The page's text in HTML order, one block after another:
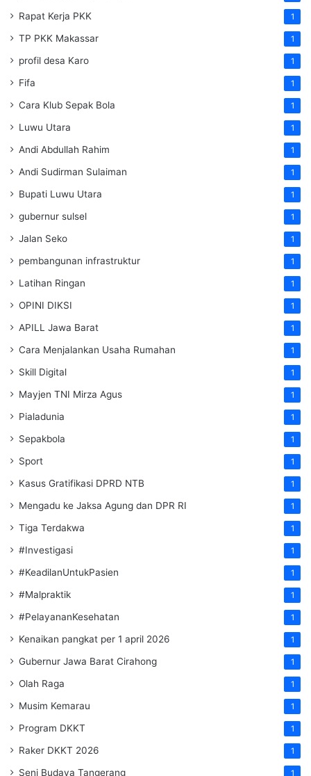
Rapat Kerja PKK 1
TP PKK Makassar 1
profil desa Karo 1
Fifa 1
Cara Klub Sepak Bola 1
Luwu Utara 1
Andi Abdullah Rahim 1
Andi Sudirman Sulaiman 1
Bupati Luwu Utara 1
gubernur sulsel 1
Jalan Seko 1
pembangunan infrastruktur 1
Latihan Ringan 1
OPINI DIKSI 1
APILL Jawa Barat 1
Cara Menjalankan Usaha Rumahan 1
Skill Digital 1
Mayjen TNI Mirza Agus 1
Pialadunia 1
Sepakbola 1
Sport 1
Kasus Gratifikasi DPRD NTB 1
Mengadu ke Jaksa Agung dan DPR RI 1
Tiga Terdakwa 1
#Investigasi 1
#KeadilanUntukPasien 1
#Malpraktik 1
#PelayananKesehatan 1
Kenaikan pangkat per 1 april 2026 1
Gubernur Jawa Barat Cirahong 1
Olah Raga 1
Musim Kemarau 1
Program DKKT 1
Raker DKKT 2026 1
Seni Budaya Tangerang 1